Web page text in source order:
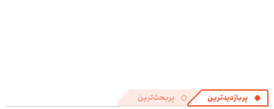
پربازدیدترین پربحث‌ترین